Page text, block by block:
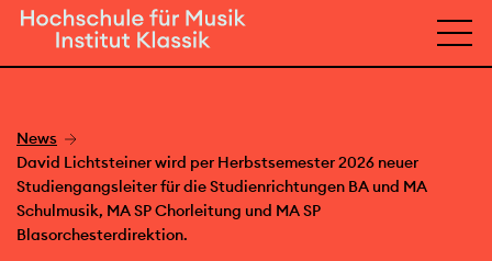
News
David Lichtsteiner wird per Herbstsemester 2026 neuer
Studiengangsleiter für die Studienrichtungen BA und MA
Schulmusik, MA SP Chorleitung und MA SP
Blasorchesterdirektion.